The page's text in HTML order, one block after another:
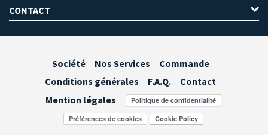
CONTACT
Société Nos Services
Commande
Conditions générales
F.A.Q.
Contact
Mention légales
Préférences de cookies